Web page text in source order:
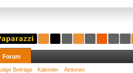
Forum
Beiträge Kalender Aktionen